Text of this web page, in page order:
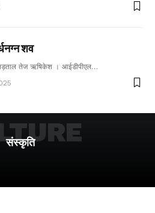
शव
पड़ताल तेज ऋषिकेश । आईडीपीएल…
संस्कृति